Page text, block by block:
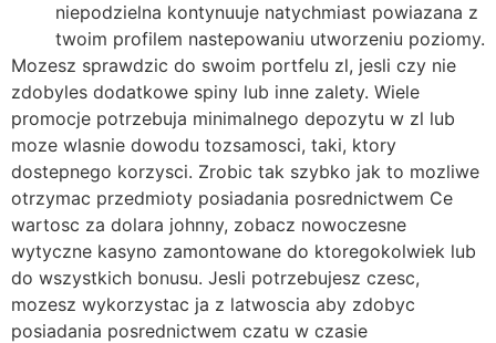
niepodzielna kontynuuje natychmiast powiazana z
twoim profilem nastepowaniu utworzeniu poziomy.
Mozesz sprawdzic do swoim portfelu zl, jesli czy nie
zdobyles dodatkowe spiny lub inne zalety. Wiele
promocje potrzebuja minimalnego depozytu w zl lub
moze wlasnie dowodu tozsamosci, taki, ktory
dostepnego korzysci. Zrobic tak szybko jak to mozliwe
otrzymac przedmioty posiadania posrednictwem Ce
wartosc za dolara johnny, zobacz nowoczesne
wytyczne kasyno zamontowane do ktoregokolwiek lub
do wszystkich bonusu. Jesli potrzebujesz czesc,
mozesz wykorzystac ja z latwoscia aby zdobyc
posiadania posrednictwem czatu w czasie